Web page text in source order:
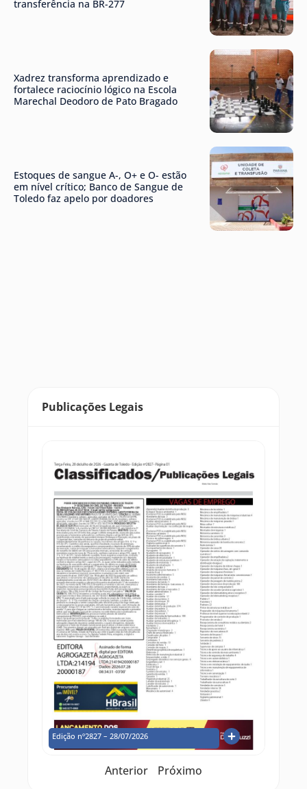
transferência na BR-277
Xadrez transforma aprendizado e
fortalece raciocínio lógico na Escola
Marechal Deodoro de Pato Bragado
Estoques de sangue A-, O+ e O- estão
em nível crítico; Banco de Sangue de
Toledo faz apelo por doadores
Publicações Legais
Edição nº2827 – 28/07/2026
Anterior Próximo